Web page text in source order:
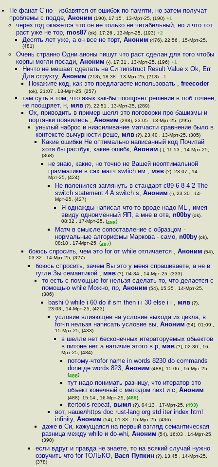
Не фанат С но - избавятся от ошибок по памяти, но затем получат
проблемы с подде,Аноним (190), 17:15 , 13-Мрт-25, (190) +1
через год окажется что он не только не читабельный, но и что тот
раст уже не тор, mos87(ok), 17:26 , 13-Мрт-25, (193) +2
Десять лет уже, а он все не торт, Аноним (476), 22:56 , 15-Мрт-25,
(481)
Очень странно Одни аноны пишут что раст сделан для того чтобы
корпы могли посади, Аноним (-), 17:31 , 13-Мрт-25, (196) +1
Ничто не мешает сделать на Си типstruct Result Value x Ok, Err
Для структу, Аноним (218), 18:38 , 13-Мрт-25, (218) –1
Покажите код, как это предлагаете использовать ,freecoder
(ok), 21:07 , 13-Мрт-25, (257)
там суть в том, что язык как-бы поощряет решение в лоб точнее,
не поощряет, н, мяв(?), 22:51 , 13-Мрт-25, (289)
Ох, приводить в пример шелл это поговорки про башизмы и
портянки появились ,Аноним (298), 23:05 , 13-Мрт-25, (295)
унылый наброс и ниасиливание матчасти сравнение было в
контексте вычурности реше, мяв(?), 23:40 , 13-Мрт-25, (305)
Какие ошибки Не оптимально написанный код Почитай
хотя бы растбук, какие ошибк, Аноним (-), 11:53 , 14-Мрт-25,
(368)
не знаю, какие, но точно не Вашей неоптимальной
грамматики в сях матч swtich ем , мяв (?), 23:07 , 14-
Мрт-25, (424)
Не поленился заглянуть в стандарт с89 6 8 4 2 The
switch statement 4 A switch s, Аноним (-), 23:30 , 14-
Мрт-25, (427)
Я однажды написал что-то вроде надо ML , имея
ввиду одноимённый ЯП, а мне в отв, n00by(ok),
08:32 , 17-Мрт-25, (498)
Матч в смысле сопоставление с образцом -
нормальные алгорифмы Маркова - само, n00by(ok),
08:18 , 17-Мрт-25, (497)
боюсь спросить, чем это for от while отличается ,Аноним (54),
03:32 , 14-Мрт-25, (327)
боюсь спросить, зачем Вы это у меня спрашиваете, а не в
гугле Зы семантикой , мяв(?), 04:34 , 14-Мрт-25, (333)
то есть с помощью for нельзя сделать то, что делается с
помощью while Можно, пр, Аноним (54), 15:35 , 14-Мрт-25,
(386)
bashi 0 while i 60 do if sm then i i 30 else i i , мяв (?),
23:03 , 14-Мрт-25, (423)
условие влияющее на условие выхода из цикла, в
for-in нельзя написать условие вы, Аноним (54), 01:09 ,
15-Мрт-25, (433)
в шелле нет бесконечных итераторуемых обьектов
в питоне нет а наличие этого в р, мяв(?), 02:30 , 16-
Мрт-25, (484)
потому-чтоfor name in words 8230 do commands
doneгде words 823,Аноним (488), 15:06 , 16-Мрт-25,
(488)
тут надо понимать разницу, что итератор это
объект конечный с методом next и с,Аноним
(488), 15:14 , 16-Мрт-25, (489)
itertools repeat, вымя (?), 04:13 , 17-Мрт-25, (493)
вот, нашелhttps doc rust-lang org std iter index html
infinity, Аноним (54), 01:33 , 15-Мрт-25, (436)
даже в Си, кажущаяся на первый взгляд семантическая
разница между while и do-whi, Аноним (54), 16:03 , 14-Мрт-25,
(390)
если вдруг и правда не знаете, то на всякий случай нужно
озвучить что for ТОЛЬКО, Вася Пупкин (?), 13:45 , 14-Мрт-25,
(378)